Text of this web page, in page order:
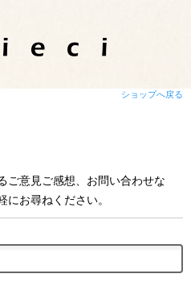
ショップへ戻る
ご意見ご感想、お問い合わせな
にお尋ねください。